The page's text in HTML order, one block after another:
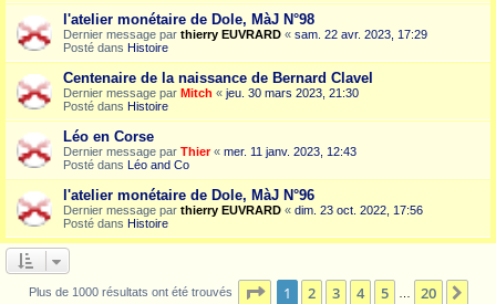
l'atelier monétaire de Dole, MàJ N°98
Dernier message par thierry EUVRARD « sam. 22 avr. 2023, 17:29
Posté dans Histoire
Centenaire de la naissance de Bernard Clavel
Dernier message par Mitch « jeu. 30 mars 2023, 21:30
Posté dans Histoire
Léo en Corse
Dernier message par Thier« mer. 11 janv. 2023, 12:43
Posté dans Léo and Co
l'atelier monétaire de Dole, MàJ N°96
Dernier message par thierry EUVRARD « dim. 23 oct. 2022, 17:56
Posté dans Histoire
Plus de 1000 résultats ont été trouvés Page 1sur20
1 2 3 4 5 20